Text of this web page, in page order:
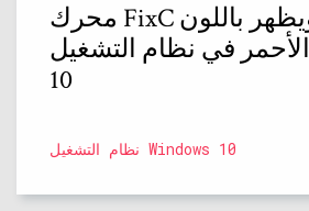
محرك FixC ممتلئ ويظهر باللون
الأحمر في نظام التشغيل Windows
10
نظام التشغيل Windows 10